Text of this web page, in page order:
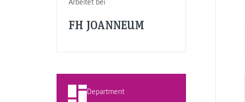
Arbeitet bei
FH JOANNEUM
Department